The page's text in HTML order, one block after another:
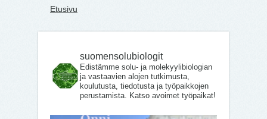
Etusivu
suomensolubiologit
Edistämme solu- ja molekyylibiologian
ja vastaavien alojen tutkimusta,
koulutusta, tiedotusta ja työpaikkojen
perustamista. Katso avoimet työpaikat!